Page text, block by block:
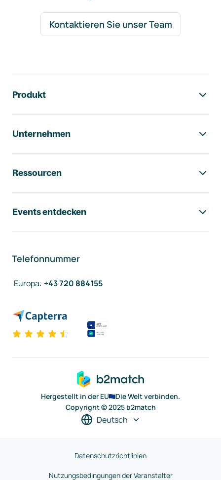
Kontaktieren Sie unser Team
Produkt
Unternehmen
Ressourcen
Events entdecken
Telefonnummer
Europa: +43 720 884155
Hergestellt in der EU
Die Welt verbinden.
Copyright © 2025 b2match
Deutsch
Datenschutzrichtlinien
Nutzungsbedingungen der Veranstalter